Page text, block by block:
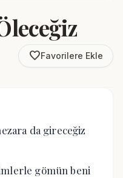
favorite_borderFavorilere Ekle
da gireceğiz
gömün beni